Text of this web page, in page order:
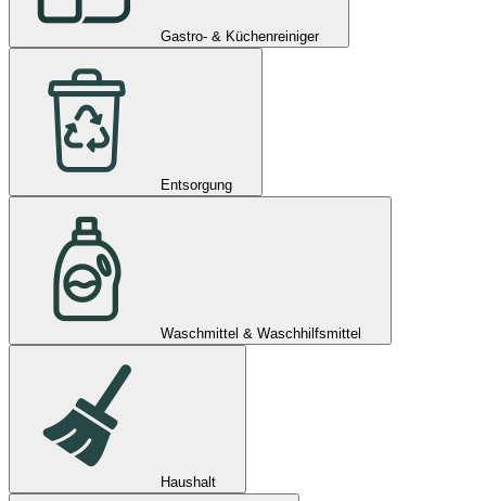
Gastro- & Küchenreiniger
Entsorgung
Waschmittel & Waschhilfsmittel
Haushalt